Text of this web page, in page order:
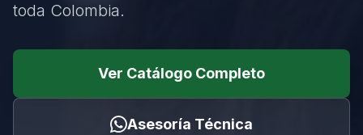
toda Colombia.
Ver Catálogo Completo
Asesoría Técnica